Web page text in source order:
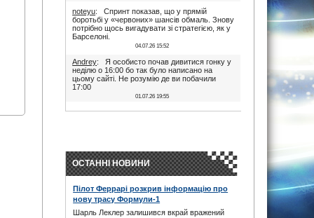
noteyu: Спринт показав, що у прямій
боротьбі у «червоних» шансів обмаль. Знову
потрібно щось вигадувати зі стратегією, як у
Барселоні.
04.07.26 15:52
Andrey: Я особисто почав дивитися гонку у
неділю о 16:00 бо так було написано на
цьому сайті. Не розумію де ви побачили
17:00
01.07.26 19:55
Дима: Іди на..., я не заповнюю ці поля. В
maxizh: Було написано початок в 17:00. Не
трусі. Якщо руко-жоп, то визнай і сиди
тихесенько, вчись якісно працювати.
Дима: То злийся нафіг звідси, початок гонки
в 16:00. Все правильно написано було.
Червоних перехвалили. Що творили їх
ОСТАННІ НОВИНИ
Пілот Феррарі розкрив інформацію про
нову трасу Формули-1
Шарль Леклер залишився вкрай вражений